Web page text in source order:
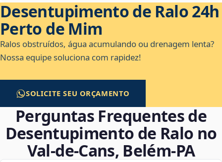
Desentupimento de Ralo 24h
Perto de Mim
Ralos obstruídos, água acumulando ou drenagem lenta?
Nossa equipe soluciona com rapidez!
SOLICITE SEU ORÇAMENTO
Perguntas Frequentes de
Desentupimento de Ralo no
Val-de-Cans, Belém‑PA